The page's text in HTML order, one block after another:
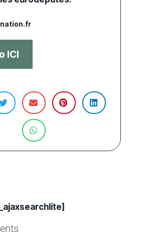
ICI